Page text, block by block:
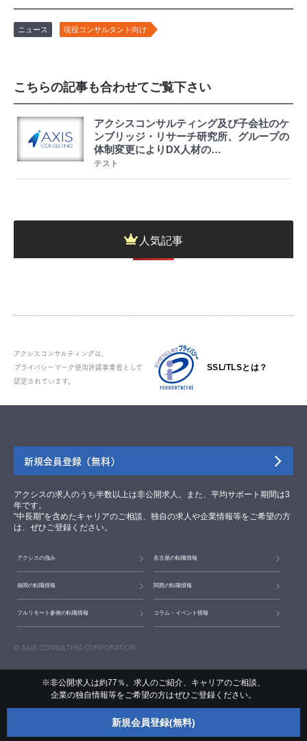
ニュース 現役コンサルタント向け
こちらの記事も合わせてご覧下さい
アクシスコンサルティング及び子会社のケ
ンブリッジ・リサーチ研究所、グループの
体制変更によりDX人材の…
テスト
人気記事
※非公開求人は約77％。求人のご紹介、キャリアのご相談、
企業の独自情報等をご希望の方はぜひご登録ください。
新規会員登録(無料)
アクシスコンサルティングは、
プライバシーマーク使用許諾事業者として
認定されています。
SSL/TLSとは？
新規会員登録（無料）
アクシスの求人のうち半数以上は非公開求人。また、平均サポート期間は3
年です。
"中長期"を含めたキャリアのご相談、独自の求人や企業情報等をご希望の方
は、ぜひご登録ください。
アクシスの強み 名古屋の転職情報
福岡の転職情報 関西の転職情報
フルリモート参画の転職情報 コラム・イベント情報
© AXIS CONSULTING CORPORATION